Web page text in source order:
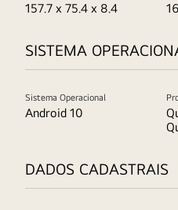
157.7 x 75.4 x 8.4
SISTEMA
Sistema Operacional
Android 10
DADOS CADASTRAIS